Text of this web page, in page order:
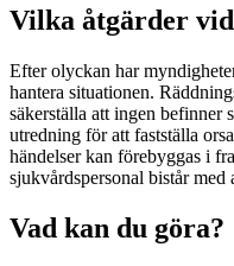
Vilka åtgärder
Efter olyckan har
hantera situationen.
säkerställa att ingen befinner
utredning för att fastställa
händelser kan förebyggas i
sjukvårdspersonal bistår med
Vad kan du göra?